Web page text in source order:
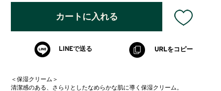
カートに入れる
LINEで送る URLをコピー
＜保湿クリーム＞
清潔感のある、さらりとしたなめらかな肌に導く保湿クリーム。